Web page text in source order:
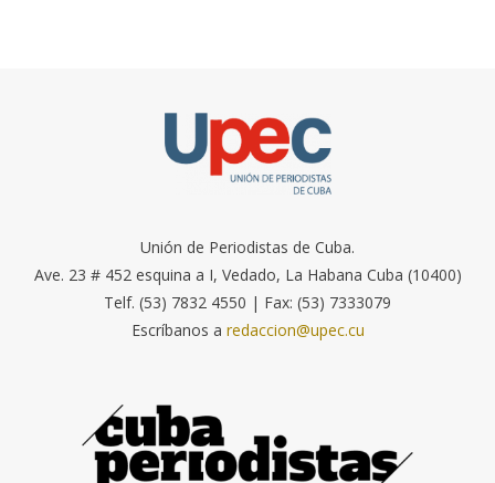
Unión de Periodistas de Cuba.
Ave. 23 # 452 esquina a I, Vedado, La Habana Cuba (10400)
Telf. (53) 7832 4550 | Fax: (53) 7333079
Escríbanos a redaccion@upec.cu